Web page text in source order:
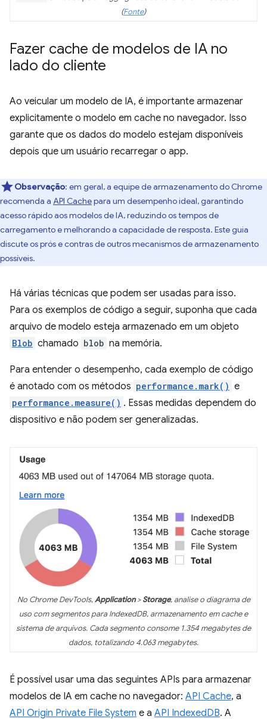
(Fonte)
Fazer cache de modelos de IA no
lado do cliente
Ao veicular um modelo de IA, é importante armazenar
explicitamente o modelo em cache no navegador. Isso
garante que os dados do modelo estejam disponíveis
depois que um usuário recarregar o app.
Observação: em geral, a equipe de armazenamento do Chrome
recomenda a API Cachepara um desempenho ideal, garantindo
acesso rápido aos modelos de IA, reduzindo os tempos de
carregamento e melhorando a capacidade de resposta. Este guia
discute os prós e contras de outros mecanismos de armazenamento
possíveis.
Há várias técnicas que podem ser usadas para isso.
Para os exemplos de código a seguir, suponha que cada
arquivo de modelo esteja armazenado em um objeto
Blob chamado blob na memória.
Para entender o desempenho, cada exemplo de código
é anotado com os métodos performance.mark() e
performance.measure() . Essas medidas dependem do
dispositivo e não podem ser generalizadas.
No Chrome DevTools,Application>Storage, analise o diagrama de
uso com segmentos para IndexedDB, armazenamento em cache e
sistema de arquivos. Cada segmento consome 1.354 megabytes de
dados, totalizando 4.063 megabytes.
É possível usar uma das seguintes APIs para armazenar
modelos de IA em cache no navegador: API Cache, a
API Origin Private File System e a API IndexedDB. A